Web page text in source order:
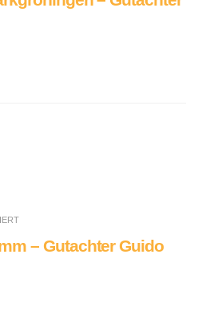
– Gutachter Guido